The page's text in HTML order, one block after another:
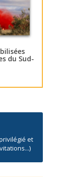
du Sud-
et